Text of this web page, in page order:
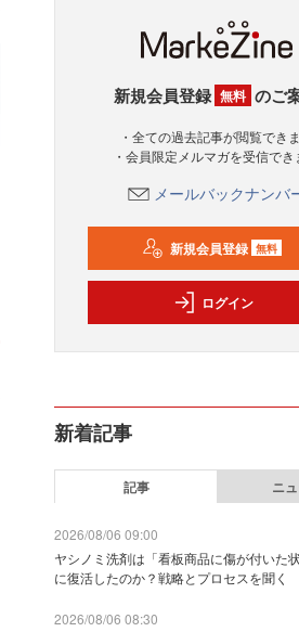
新規会員登録 無料 のご
・全ての過去記事が閲覧でき
・会員限定メルマガを受信でき
メールバックナンバ
新規会員登録 無料
ログイン
新着記事
記事 ニ
2026/08/06 09:00
ヤシノミ洗剤は「看板商品に傷が付いた
に復活したのか？戦略とプロセスを聞く
2026/08/06 08:30